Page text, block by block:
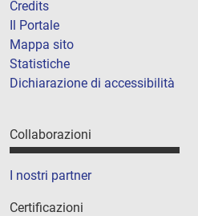
Credits
Il Portale
Mappa sito
Statistiche
Dichiarazione di accessibilità
Collaborazioni
I nostri partner
Certificazioni